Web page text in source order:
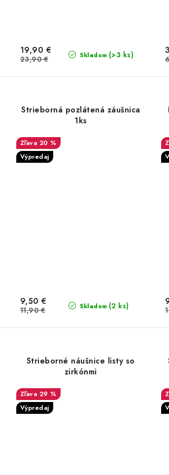
Skladom (>3 ks)
19,90 €
23,90 €
Strieborná pozlátená záušnica
1ks
20 %
Výpredaj
Skladom (2 ks)
9,50 €
11,90 €
Strieborné náušnice listy so
zirkónmi
29 %
Výpredaj